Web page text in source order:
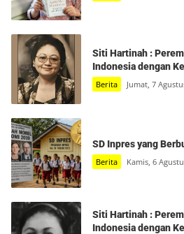
Siti Hartinah :
Indonesia dengan
Berita Jumat, 7
SD Inpres yang
Berita Kamis, 6
Siti Hartinah :
Indonesia dengan